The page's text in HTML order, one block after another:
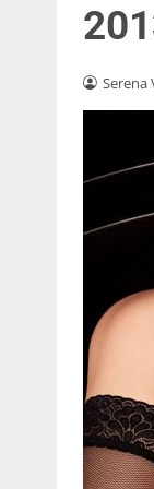
Serena